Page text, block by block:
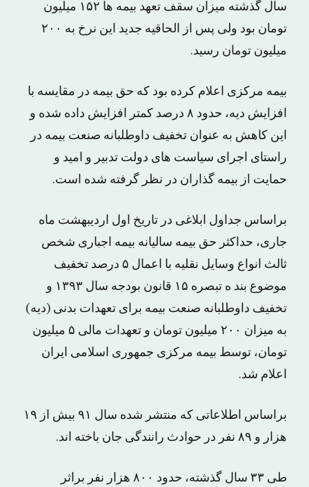
سال گذشته میزان سقف تعهد بیمه ها ۱۵۲ میلیون
تومان بود ولی پس از الحاقیه جدید این نرخ به ۲۰۰
میلیون تومان رسید.
بیمه مرکزی اعلام کرده بود که حق بیمه در مقایسه با
افزایش دیه، حدود ۸ درصد کمتر افزایش داده شده و
این کاهش به عنوان تخفیف داوطلبانه صنعت بیمه در
راستای اجرای سیاست های دولت تدبیر و امید و
حمایت از بیمه گذاران در نظر گرفته شده است.
براساس جداول ابلاغی در تاریخ اول اردیبهشت ماه
جاری، حداکثر حق بیمه سالیانه بیمه اجباری شخص
ثالث انواع وسایل نقلیه با اعمال ۵ درصد تخفیف
موضوع بند ه تبصره ۱۵ قانون بودجه سال ۱۳۹۳ و
تخفیف داوطلبانه صنعت بیمه برای تعهدات بدنی (دیه)
به میزان ۲۰۰ میلیون تومان و تعهدات مالی ۵ میلیون
تومان، توسط بیمه مرکزی جمهوری اسلامی ایران
اعلام شد.
براساس اطلاعاتی که منتشر شده سال ۹۱ بیش از ۱۹
هزار و ۸۹ نفر در حوادث رانندگی جان باخته اند.
طی ۳۳ سال گذشته، حدود ۸۰۰ هزار نفر براثر